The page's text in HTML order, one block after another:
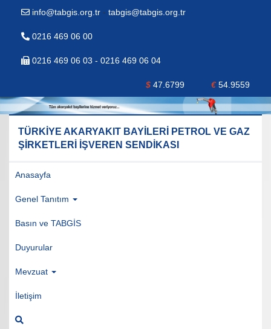
info@tabgis.org.tr - tabgis@tabgis.org.tr
0216 469 06 00
0216 469 06 03 - 0216 469 06 04
$ 47.6799 €54.9559
TÜRKİYE AKARYAKIT BAYİLERİ PETROL VE GAZ
ŞİRKETLERİ İŞVEREN SENDİKASI
Anasayfa
Genel Tanıtım
Basın ve TABGİS
Duyurular
Mevzuat
İletişim